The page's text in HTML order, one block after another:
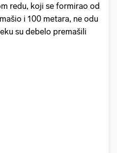
redu, koji se formirao od
i 100 metara, ne odu
su debelo premašili